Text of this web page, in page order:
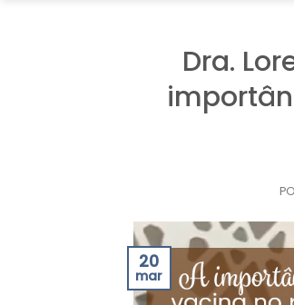
Dra.
20
mar